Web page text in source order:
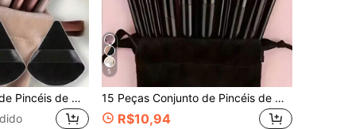
15 Peças Conjunto de Pincéis de Maquiagem, Inclui 2 Esponjas de Maquiagem Triangulares Pretas, Macias e Pegajosas para Pó Solto; Também 13 Pincéis de Maquiagem para Blush, Batom Líquido, Batom, Corretivo, Base, Primer, Cosméticos de Marca, Pó Solto, Iluminador, Contorno, Spray Fixador, Sombra, Blush, Maquiagem Coreana, Etc. Adequado como Presente para Meninas e Mulheres.
5
15 Peças Conjunto de Pincéis de Maquiagem, Incluindo 2 Esponjas de Maquiagem Triangulares Pretas, Macias e Amigáveis à Pele, Além de 13 Pincéis de Maquiagem para Blush, Batom Líquido, Lápis de Sobrancelha, Brilho Labial, Corretivo, Sombra, Iluminador, Contorno, Base, Primer, Cosméticos de Marca, Pó Solto, Contorno, Iluminação, Spray Fixador, Sombra, Blush, Maquiagem Coreana, Presente para Meninas, Presente para Mulheres, Conjunto de Presente
R$10,94